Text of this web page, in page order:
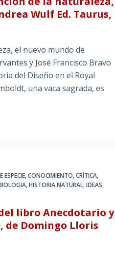
Wulf Ed. Taurus,
el nuevo mundo de
y José Francisco Bravo
del Diseño en el Royal
una vaca sagrada, es
ESPECIE,CONOCIMIENTO,CRÍTICA,
,HISTORIA NATURAL,IDEAS,
libro Anecdotario y
de Domingo Lloris